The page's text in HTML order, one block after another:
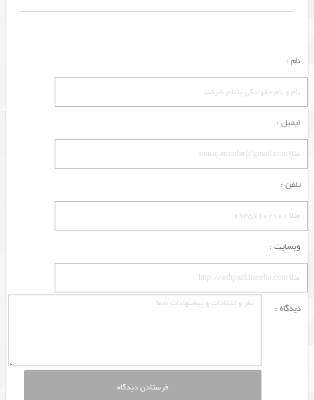
نام :
ایمیل :
تلفن :
وبسایت :
دیدگاه :